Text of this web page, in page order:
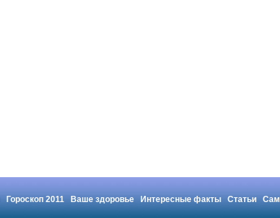
Гороскоп 2011 Ваше здоровье Интересные факты Статьи